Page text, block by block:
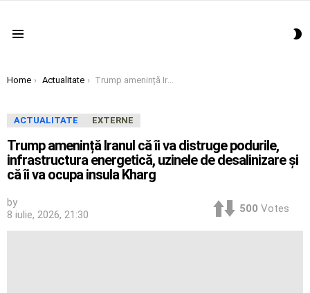
You are here:
Home Actualitate Trump amenință Iranul că îi va distruge podurile, infrastructura energetică, uzinele de desalinizare și că îi va ocupa insula Kharg
ACTUALITATE EXTERNE
Trump amenință Iranul că îi va distruge podurile,
infrastructura energetică, uzinele de desalinizare și
că îi va ocupa insula Kharg
by
8 iulie, 2026, 21:30
500 Votes